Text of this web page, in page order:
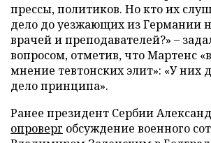
прессы, политиков. Но кто их
дело до уезжающих из Германии
врачей и преподавателей?» –
вопросом, отметив, что Мартенс
мнение тевтонских элит»: «У них
дело принципа».
Ранее президент Сербии
опроверг обсуждение военного